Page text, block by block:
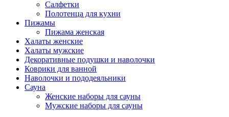
Салфетки
Полотенца для кухни
Пижамы
Пижама женская
Халаты женские
Халаты мужские
Декоративные подушки и наволочки
Коврики для ванной
Наволочки и пододеяльники
Сауна
Женские наборы для сауны
Мужские наборы для сауны